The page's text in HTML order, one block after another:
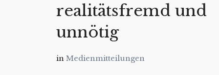
realitätsfremd und
unnötig
in Medienmitteilungen